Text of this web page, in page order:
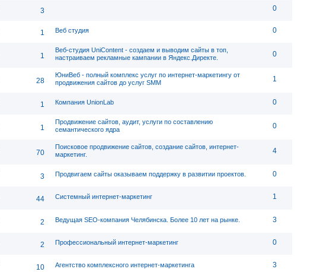
3 0
1 Веб студия 0
1
Веб-студия UniContent - cоздаем и выводим сайты в топ,
настраиваем рекламные кампании в Яндекс.Директе.
0
28
ЮниВеб - полный комплекс услуг по интернет-маркетингу от
продвижения сайтов до услуг SMM
1
1 Компания UnionLab 0
1
Продвижение сайтов, аудит, услуги по составлению
семантического ядра
0
70
Поисковое продвижение сайтов, создание сайтов, интернет-
маркетинг.
4
3 Продвигаем сайты оказываем поддержку в развитии проектов. 0
44 Системный интернет-маркетинг 1
2 Ведущая SEO-компания Челябинска. Более 10 лет на рынке. 3
2 Профессиональный интернет-маркетинг 0
10 Агентство комплексного интернет-маркетинга 3